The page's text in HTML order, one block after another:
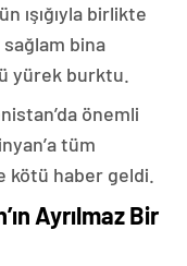
ışığıyla birlikte
sağlam bina
yürek burktu.
önemli
tüm
kötü haber geldi.
Ayrılmaz Bir